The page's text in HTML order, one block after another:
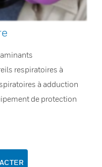
respiratoires à
à adduction
de protection